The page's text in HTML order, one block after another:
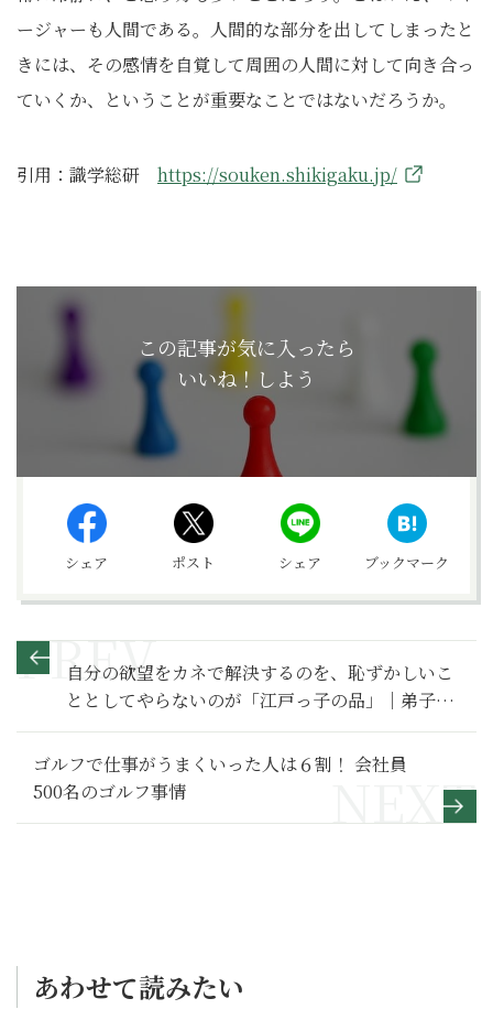
ージャーも人間である。人間的な部分を出してしまったと
きには、その感情を自覚して周囲の人間に対して向き合っ
ていくか、ということが重要なことではないだろうか。
引用：識学総研 https://souken.shikigaku.jp/
この記事が気に入ったら
いいね！しよう
シェア ポスト シェア ブックマーク
自分の欲望をカネで解決するのを、恥ずかしいこ
ととしてやらないのが「江戸っ子の品」｜弟子だ
からこそ知っている「談志のことば」
ゴルフで仕事がうまくいった人は６割！ 会社員
500名のゴルフ事情
あわせて読みたい